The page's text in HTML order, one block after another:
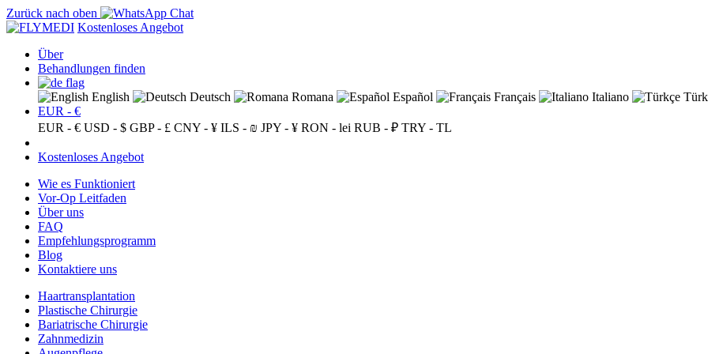
Zurück nach oben
Kostenloses Angebot
Über
Behandlungen finden
English Deutsch Romana Español Français Italiano
EUR - €
EUR - € USD - $ GBP - £ CNY - ¥ ILS - ₪ JPY - ¥ RON - lei RUB - ₽ TRY - TL
Kostenloses Angebot
Wie es Funktioniert
Vor-Op Leitfaden
Über uns
FAQ
Empfehlungsprogramm
Blog
Kontaktiere uns
Haartransplantation
Plastische Chirurgie
Bariatrische Chirurgie
Zahnmedizin